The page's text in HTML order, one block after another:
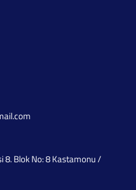
8. Blok No: 8 Kastamonu /